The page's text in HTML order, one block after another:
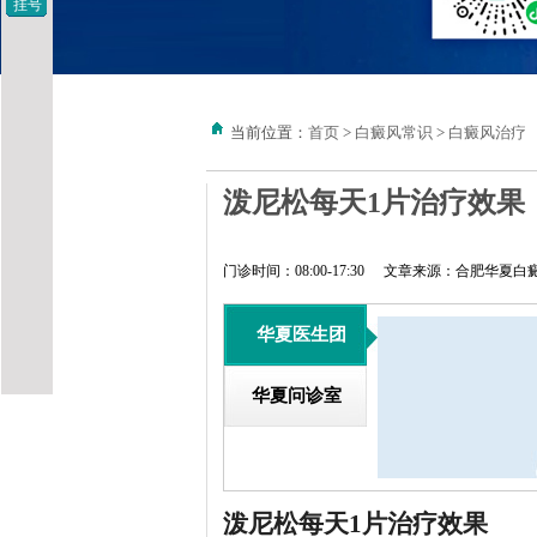
挂号
当前位置： 首页 > 白癜风常识 > 白癜风治疗
泼尼松每天1片治疗效果
门诊时间：08:00-17:30 文章来源：合肥华夏白
华夏医生团
华夏问诊室
泼尼松每天1片治疗效果